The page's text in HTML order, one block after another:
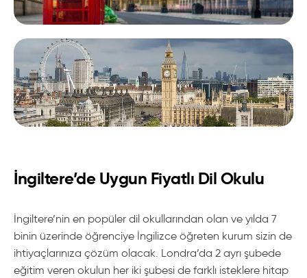
İngiltere’de Uygun Fiyatlı Dil Okulu
İngiltere’nin en popüler dil okullarından olan ve yılda 7
binin üzerinde öğrenciye İngilizce öğreten kurum sizin de
ihtiyaçlarınıza çözüm olacak. Londra’da 2 ayrı şubede
eğitim veren okulun her iki şubesi de farklı isteklere hitap